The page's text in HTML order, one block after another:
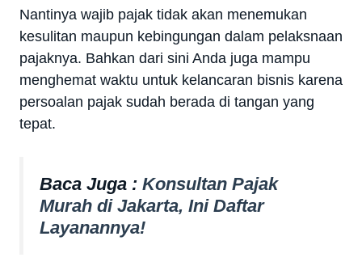
Nantinya wajib pajak tidak akan menemukan
kesulitan maupun kebingungan dalam pelaksnaan
pajaknya. Bahkan dari sini Anda juga mampu
menghemat waktu untuk kelancaran bisnis karena
persoalan pajak sudah berada di tangan yang
tepat.
Baca Juga : Konsultan Pajak
Murah di Jakarta, Ini Daftar
Layanannya!